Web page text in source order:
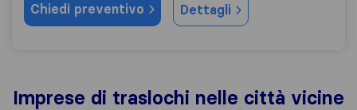
Chiedi preventivo Dettagli
Imprese di traslochi nelle città vicine